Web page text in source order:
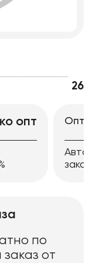
26
опт
по
от